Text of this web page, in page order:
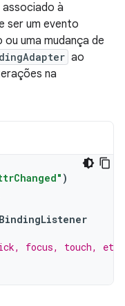
associado à
ser um evento
uma mudança de
ao
na
)
focus, touch, etc.